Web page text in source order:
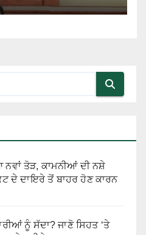
ਤੋੜ, ਕਾਮਨੀਆਂ ਦੀ ਨਸ਼ੇ
ਦੇ ਦਾਇਰੇ ਤੋਂ ਬਾਹਰ ਹੋਣ ਕਾਰਨ
ਨੂੰ ਸੱਦਾ? ਜਾਣੋ ਸਿਹਤ ‘ਤੇ